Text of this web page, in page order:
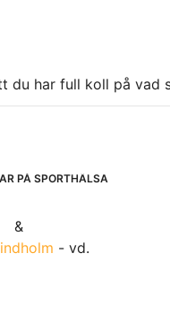
du har full koll på vad
PÅ SPORTHÄLSA
&
- vd.